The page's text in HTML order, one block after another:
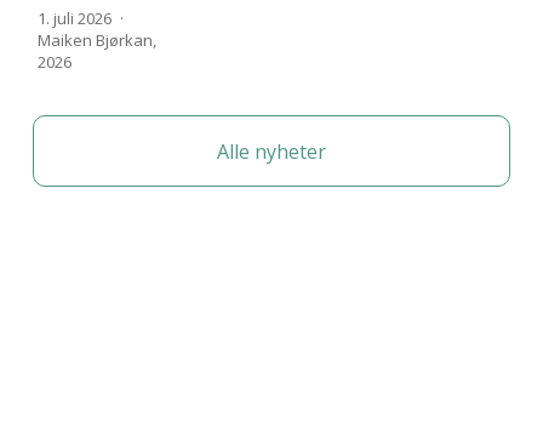
1. juli 2026
Maiken Bjørkan,
2026
Alle nyheter